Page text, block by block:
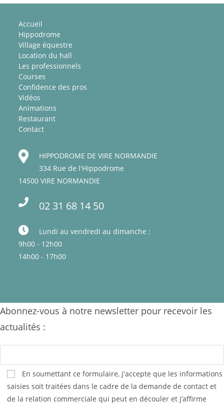
Accueil
Hippodrome
Village équestre
Location du hall
Les professionnels
Courses
Confidence des pros
Vidéos
Animations
Restaurant
Contact
HIPPODROME DE VIRE NORMANDIE
334 Rue de l'Hippodrome
14500 VIRE NORMANDIE
02 31 68 14 50
Lundi au vendredi au dimanche :
9h00 - 12h00
14h00 - 17h00
Abonnez-vous à notre newsletter pour recevoir les
actualités :
En soumettant ce formulaire, j'accepte que les informations
saisies soit traitées dans le cadre de la demande de contact et
de la relation commerciale qui peut en découler et j’affirme